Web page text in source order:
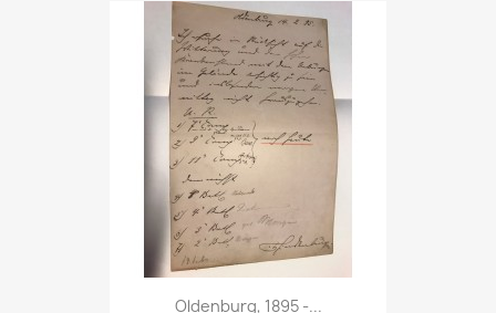
Oldenburg, 1895 -...